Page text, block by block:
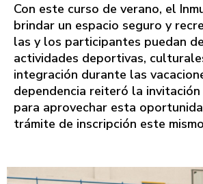
Con este curso de verano, el
brindar un espacio seguro y
las y los participantes puedan
actividades deportivas,
integración durante las
dependencia reiteró la
para aprovechar esta
trámite de inscripción este